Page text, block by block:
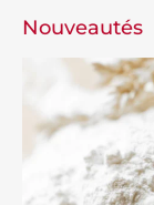
Nouveautés